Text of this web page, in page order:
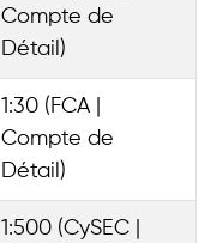
Compte de
Détail)
1:30 (FCA |
Compte de
Détail)
1:500 (CySEC |